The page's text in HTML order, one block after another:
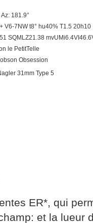
181.9°
V6-7NW t8° hu40% T1.5
SQMLZ21.38
le PetitTelle
Obsession
31mm Type 5
ER*, qui
et la lueur